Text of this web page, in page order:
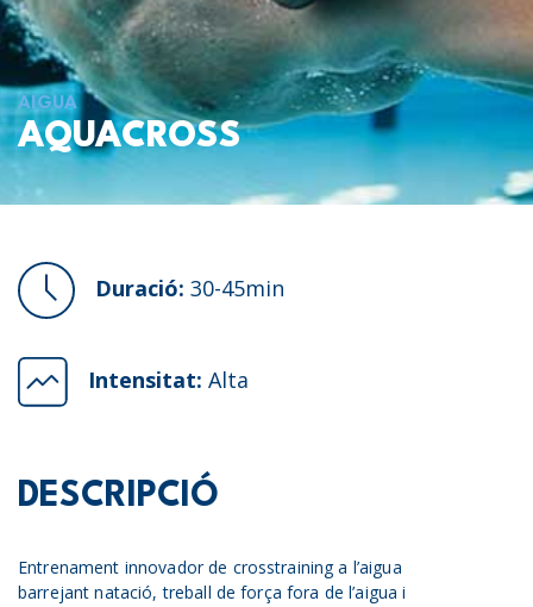
AIGUA
AQUACROSS
Duració: 30-45min
Intensitat: Alta
DESCRIPCIÓ
Entrenament innovador de crosstraining a l’aigua
barrejant natació, treball de força fora de l’aigua i